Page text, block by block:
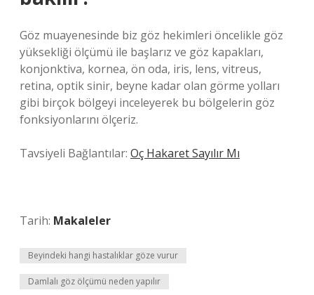
Göz muayenesinde biz göz hekimleri öncelikle göz
yüksekliği ölçümü ile başlarız ve göz kapakları,
konjonktiva, kornea, ön oda, iris, lens, vitreus,
retina, optik sinir, beyne kadar olan görme yolları
gibi birçok bölgeyi inceleyerek bu bölgelerin göz
fonksiyonlarını ölçeriz.
Tavsiyeli Bağlantılar: Oç Hakaret Sayılır Mı
Tarih: Makaleler
Beyindeki hangi hastalıklar göze vurur
Damlalı göz ölçümü neden yapılır